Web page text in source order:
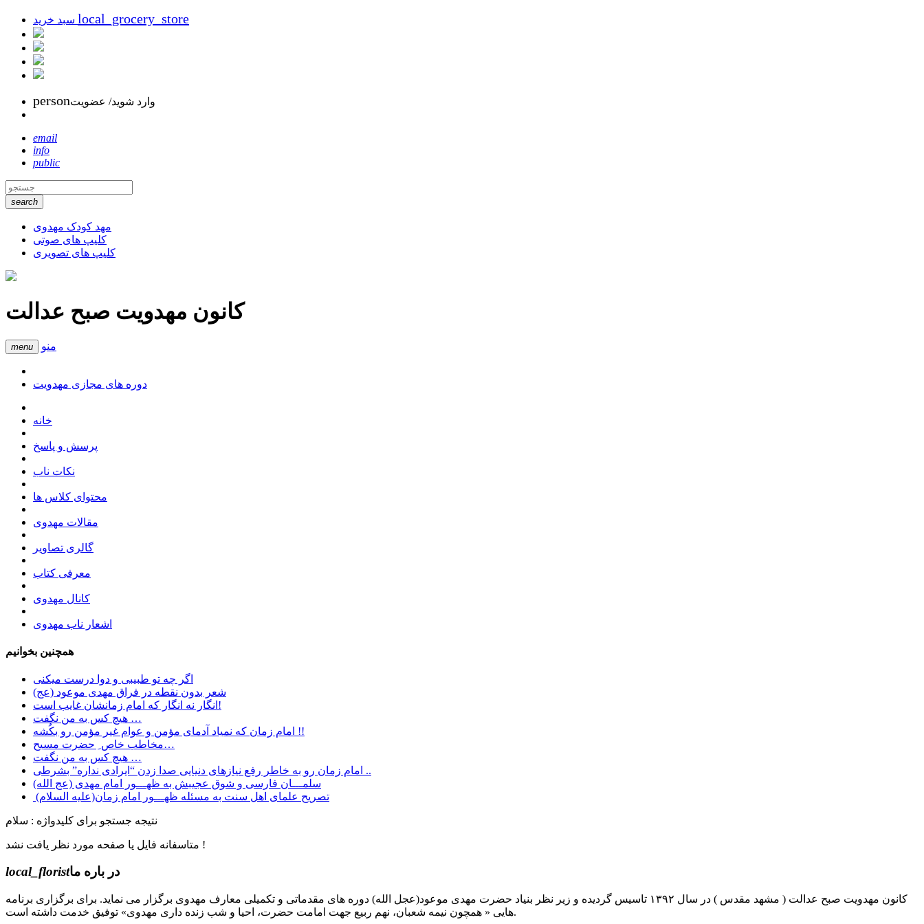
local_grocery_store
personوارد شوید/ عضویت
email
info
public
search
مهد کودک مهدوی
کلیپ های صوتی
کلیپ های تصویری
کانون مهدویت صبح عدالت
menu منو
دوره های مجازی مهدویت
خانه
پرسش و پاسخ
نکات ناب
محتوای کلاس ها
مقالات مهدوی
گالری تصاویر
معرفی کتاب
کانال مهدوی
اشعار ناب مهدوی
همچنین بخوانیم
اگر چه تو طبیبی و دوا درست میکنی
شعر بدون نقطه در فراق مهدی موعود (عج)
انگار نه انگار که امام زمانشان غایب است!
هیچ کس به من نگفت …
امام زمان که نمیاد آدمای مؤمن و عوام غیر مؤمن رو بکُشه !!
مخاطب خاص ِ حضرت مسیح…
هیچ کس به من نگفت …
امام زمان رو به خاطر رفع نیازهای دنیایی صدا زدن “ایرادی نداره” بشرطی ..
سلمـــان فارسی و شوق عجیبش به ظهـــور امام مهدی (عج الله)
تصریح علمای اهل سنت به مسئله ظهـــور امام زمان(علیه السلام)
نتیجه جستجو برای کلیدواژه : سلام
متاسفانه فایل یا صفحه مورد نظر یافت نشد !
local_floristدر باره ما
کانون مهدویت صبح عدالت ( مشهد مقدس ) در سال ۱۳۹۲ تاسیس گردیده و زیر نظر بنیاد حضرت مهدی موعود(عجل الله) دوره های مقدماتی و تکمیلی معارف مهدوی برگزار می نماید. برای برگزاری برنامه
هایی « همچون نیمه شعبان، نهم ربیع جهت امامت حضرت، احیا و شب زنده داری مهدوی» توفیق خدمت داشته است.